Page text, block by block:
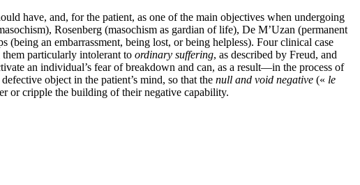
have, and, for the patient, as one of the main objectives when undergoing
Rosenberg (masochism as gardian of life), De M’Uzan (permanent
an embarrassment, being lost, or being helpless). Four clinical case
particularly intolerant to ordinary suffering, as described by Freud, and
an individual’s fear of breakdown and can, as a result—in the process of
object in the patient’s mind, so that the null and void negative (« le
or cripple the building of their negative capability.